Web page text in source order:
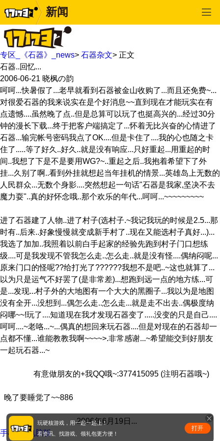
新闻
专区_《石器》_news> 石器杂文> 正文
石器..回忆...
2006-06-21 晓枫の韵
呵呵...快暑假了...老早就看到石器被金山收购了...而且还免费~...
对很爱石器的我来说实在是个好消息~~直到现在才能玩实在有
点遗憾....虽然晚了点..但是总算可以玩了也挺高兴的...经过30分
钟的漫长下载...终于把客户端搞定了...怀着无比兴奋的心情进了
石器...输完帐号密码我点了OK....但是卡住了....我的心也随之卡
住了.....等了好久..好久..就是没有响应...只好重起...用重起的时
间..我想了下是不是要用WG?~..重起之后..我抱着希望下了外
挂...久别了啊..看到外挂就想起当年挂机的情景...英雄岛上无数的
人民群众...无数个身影....突然想起一句话"石器是我家,坚决不去
魔力耍"..真的好怀念哦..那个欢乐的年代...呵呵...~~~~~~~~~
进了石器建了人物..进了村子(选村子.~我记我玩的时候是2.5...那
时有..后来..好象慢慢就变成新手村了..现在又能选村子真好...)...
我选了加加..我照着以前白手起家的经验先跑到村子门口想练
级....可是我发现不管我怎么走..怎么走..就是没有怪....偶纳闷呢...
原来门口的怪呢??给打光了??????我想不是吧..~这也就算了...
以为只是运气不好罢了(是非常差)...想跑到远一点的地方练...可
是...发现...村子外的大地图有一个大大的黑圈子...我以为是地图
没有全开...没想到...偶怎么走..怎么走...就是走不出去..偶极度纳
闷哪~~!玩了....知道现在我才发现石器变了.....没变的只是自己....
呵呵....~老咯...~...偶真的想回来玩石器....但是对现在的石器却一
点都不懂...谁能教教我啊~~~~>.非常感谢...~希望能交到好朋友
一起玩石器...~
有意做朋友的+我QQ哦~:377415095 (注明石器哦~)
晚了要睡觉了~~886
2006年6月19日...
手机版|电脑版
玩硬核游戏，用一起一起上！
看资讯、找游戏、领礼包更方便！
打开